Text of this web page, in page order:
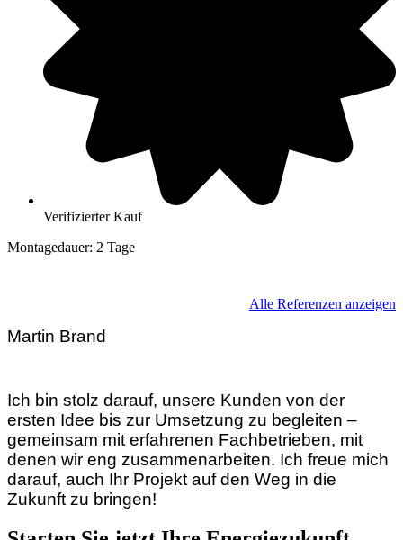
Verifizierter Kauf
Montagedauer: 2 Tage
Alle Referenzen anzeigen
Martin Brand
Ich bin stolz darauf, unsere Kunden von der
ersten Idee bis zur Umsetzung zu begleiten –
gemeinsam mit erfahrenen Fachbetrieben, mit
denen wir eng zusammenarbeiten. Ich freue mich
darauf, auch Ihr Projekt auf den Weg in die
Zukunft zu bringen!